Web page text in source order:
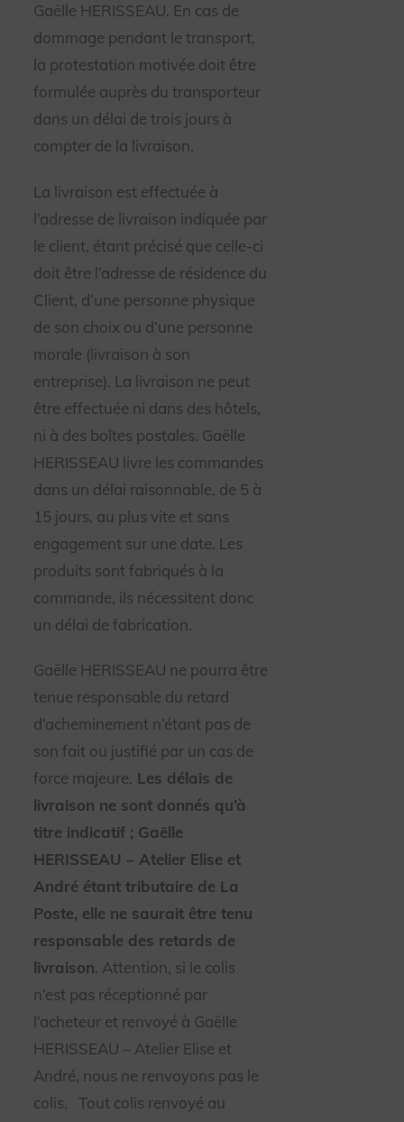
Gaëlle HERISSEAU. En cas de
dommage pendant le transport,
la protestation motivée doit être
formulée auprès du transporteur
dans un délai de trois jours à
compter de la livraison.
La livraison est effectuée à
l’adresse de livraison indiquée par
le client, étant précisé que celle-ci
doit être l’adresse de résidence du
Client, d’une personne physique
de son choix ou d’une personne
morale (livraison à son
entreprise). La livraison ne peut
être effectuée ni dans des hôtels,
ni à des boîtes postales. Gaëlle
HERISSEAU livre les commandes
dans un délai raisonnable, de 5 à
15 jours, au plus vite et sans
engagement sur une date. Les
produits sont fabriqués à la
commande, ils nécessitent donc
un délai de fabrication.
Gaëlle HERISSEAU ne pourra être
tenue responsable du retard
d’acheminement n’étant pas de
son fait ou justifié par un cas de
force majeure. Les délais de
livraison ne sont donnés qu’à
titre indicatif ; Gaëlle
HERISSEAU – Atelier Elise et
André étant tributaire de La
Poste, elle ne saurait être tenu
responsable des retards de
livraison. Attention, si le colis
n’est pas réceptionné par
l’acheteur et renvoyé à Gaëlle
HERISSEAU – Atelier Elise et
André, nous ne renvoyons pas le
colis.
Tout colis renvoyé au